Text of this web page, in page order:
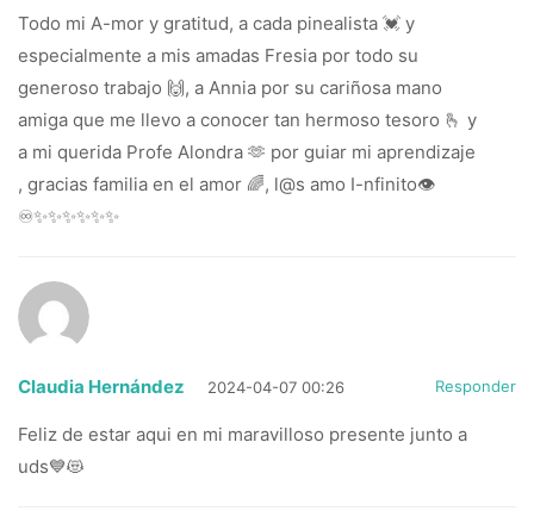
Todo mi A-mor y gratitud, a cada pinealista 💓 y
especialmente a mis amadas Fresia por todo su
generoso trabajo 🙌, a Annia por su cariñosa mano
amiga que me llevo a conocer tan hermoso tesoro 🫰 y
a mi querida Profe Alondra 🫶 por guiar mi aprendizaje
, gracias familia en el amor 🌈, l@s amo I-nfinito👁️
♾️✨✨✨✨✨✨
Claudia Hernández 2024-04-07 00:26 Responder
Feliz de estar aqui en mi maravilloso presente junto a
uds💙😻